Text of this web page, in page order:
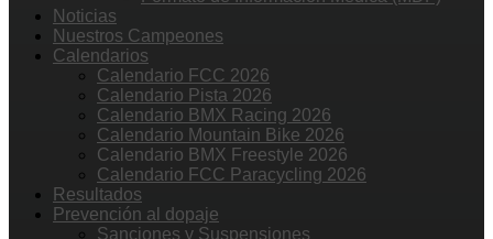
Noticias
Nuestros Campeones
Calendarios
Calendario FCC 2026
Calendario Pista 2026
Calendario BMX Racing 2026
Calendario Mountain Bike 2026
Calendario BMX Freestyle 2026
Calendario FCC Paracycling 2026
Resultados
Prevención al dopaje
Sanciones y Suspensiones